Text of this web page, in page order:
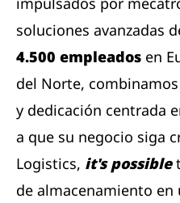
soluciones avanzadas
4.500 empleados en
del Norte,
y dedicación centrada
a que su negocio siga
Logistics, it's possible
de almacenamiento en